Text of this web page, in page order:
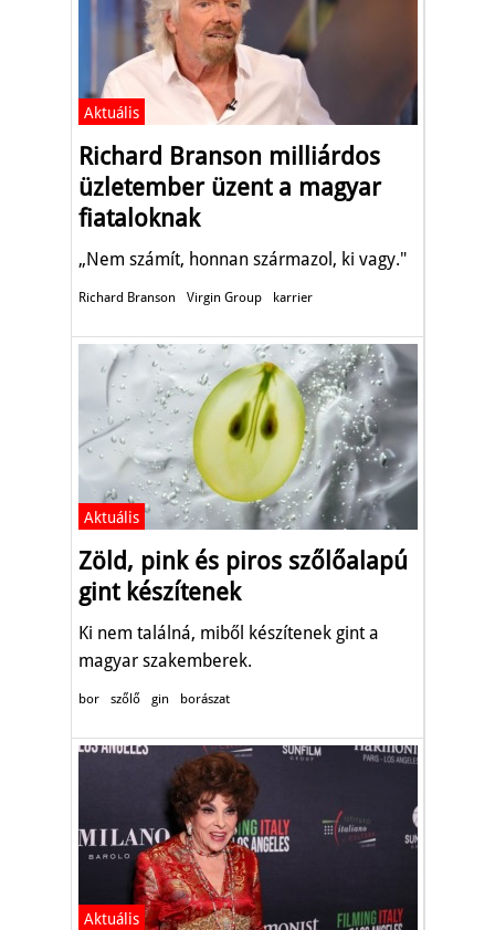
Aktuális
Richard Branson milliárdos
üzletember üzent a magyar
fiataloknak
„Nem számít, honnan származol, ki vagy."
Richard Branson Virgin Group karrier
Aktuális
Zöld, pink és piros szőlőalapú
gint készítenek
Ki nem találná, miből készítenek gint a
magyar szakemberek.
bor szőlő gin borászat
Aktuális